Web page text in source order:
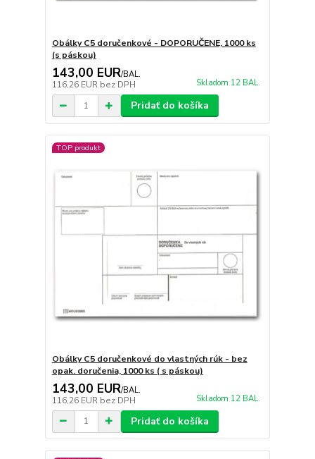
Obálky C5 doručenkové - DOPORUČENE, 1000 ks
(s páskou)
143,00 EUR/BAL.
116,26 EUR bez DPH Skladom 12 BAL.
Pridať do košíka
TOP produkt
Obálky C5 doručenkové do vlastných rúk - bez
opak. doručenia, 1000 ks ( s páskou)
143,00 EUR/BAL.
116,26 EUR bez DPH Skladom 12 BAL.
Pridať do košíka